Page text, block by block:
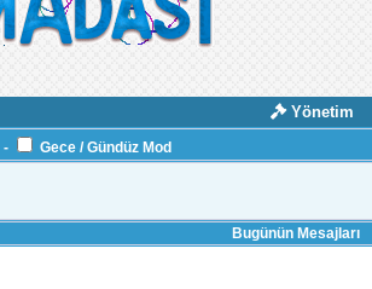
Yönetim
- Gece / Gündüz Mod
Bugünün Mesajları